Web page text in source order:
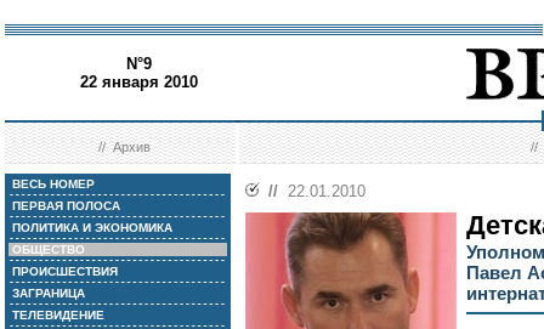
N°9
22 января 2010
//Архив //
ВЕСЬ НОМЕР
ПЕРВАЯ ПОЛОСА
ПОЛИТИКА И ЭКОНОМИКА
ОБЩЕСТВО
ПРОИСШЕСТВИЯ
ЗАГРАНИЦА
ТЕЛЕВИДЕНИЕ
// 22.01.2010
Павел